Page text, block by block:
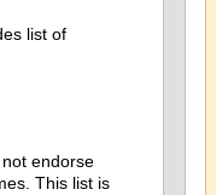
list of
endorse
This list is